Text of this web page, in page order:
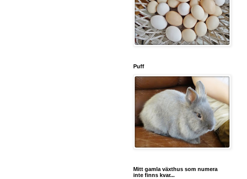
Puff
Mitt gamla växthus som numera
inte finns kvar...